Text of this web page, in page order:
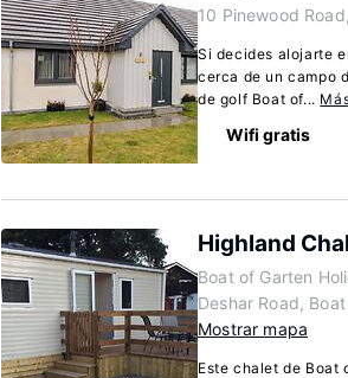
10 Pinewood
Si decides alojarte
cerca de un campo
de golf Boat of...
Wifi gratis
Highland
Boat of Garten
Deshar Road,
Mostrar mapa
Este chalet de Boat